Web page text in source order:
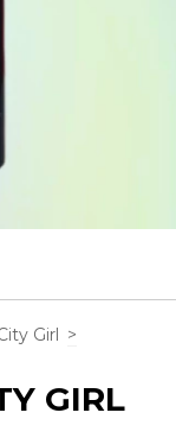
Girl >
GIRL